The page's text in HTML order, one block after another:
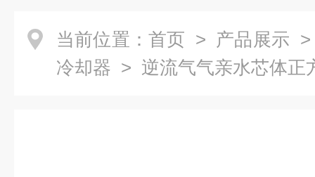
当前位置： 首页 > 产品展示
冷却器 > 逆流气气亲水芯体正